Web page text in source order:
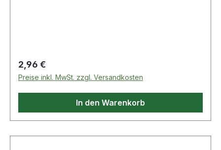
Regulärer Preis:
2,96 €
Preise inkl. MwSt. zzgl. Versandkosten
In den Warenkorb